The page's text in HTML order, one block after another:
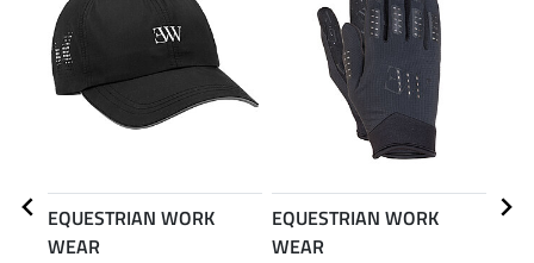
EQUESTRIAN WORK
WEAR
EQUESTRIAN WORK
WEAR